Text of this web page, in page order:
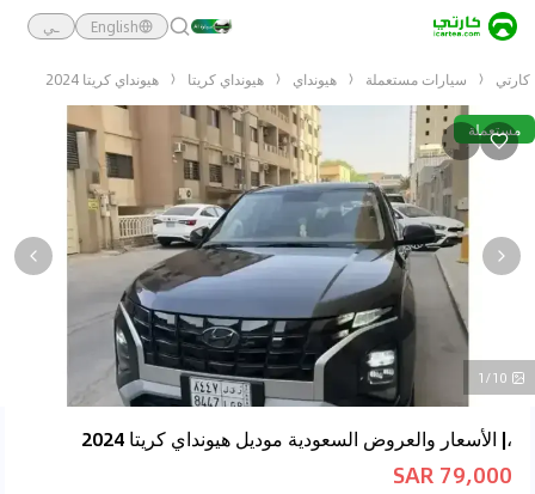
English ـي
كارتي سيارات مستعملة هيونداي هيونداي كريتا هيونداي كريتا 2024
مستعملة
1/10
،| الأسعار والعروض السعودية موديل هيونداي كريتا 2024
79,000 SAR